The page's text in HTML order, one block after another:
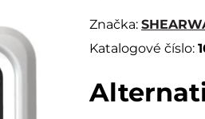
Značka:
Katalogové číslo: